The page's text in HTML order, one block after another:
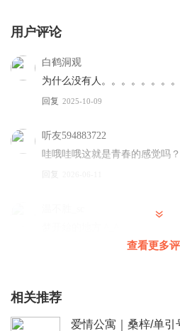
用户评论
白鹤洞观
为什么没有人。。。。。。。。
回复 2025-10-09
听友594883722
哇哦哇哦这就是青春的感觉吗
回复
查看更多
相关推荐
爱情公寓｜桑梓/单引